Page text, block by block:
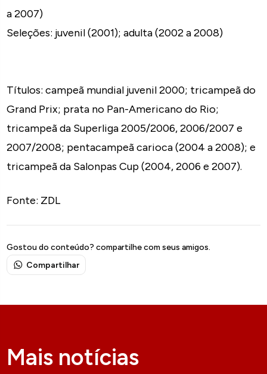
a 2007)
Seleções: juvenil (2001); adulta (2002 a 2008)
Títulos: campeã mundial juvenil 2000; tricampeã do
Grand Prix; prata no Pan-Americano do Rio;
tricampeã da Superliga 2005/2006, 2006/2007 e
2007/2008; pentacampeã carioca (2004 a 2008); e
tricampeã da Salonpas Cup (2004, 2006 e 2007).
Fonte: ZDL
Gostou do conteúdo? compartilhe com seus amigos.
Compartilhar
Mais notícias